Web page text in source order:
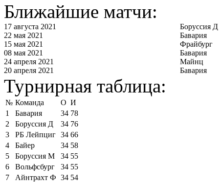
Ближайшие матчи:
17 августа 2021
Боруссия Д
22 мая 2021
Бавария
15 мая 2021
Фрайбург
08 мая 2021
Бавария
24 апреля 2021
Майнц
20 апреля 2021
Бавария
Турнирная таблица:
№ Команда О И
1
Бавария 34 78
2
Боруссия Д 34 76
3
РБ Лейпциг 34 66
4
Байер 34 58
5
Боруссия М 34 55
6
Вольфсбург 34 55
7
Айнтрахт Ф 34 54